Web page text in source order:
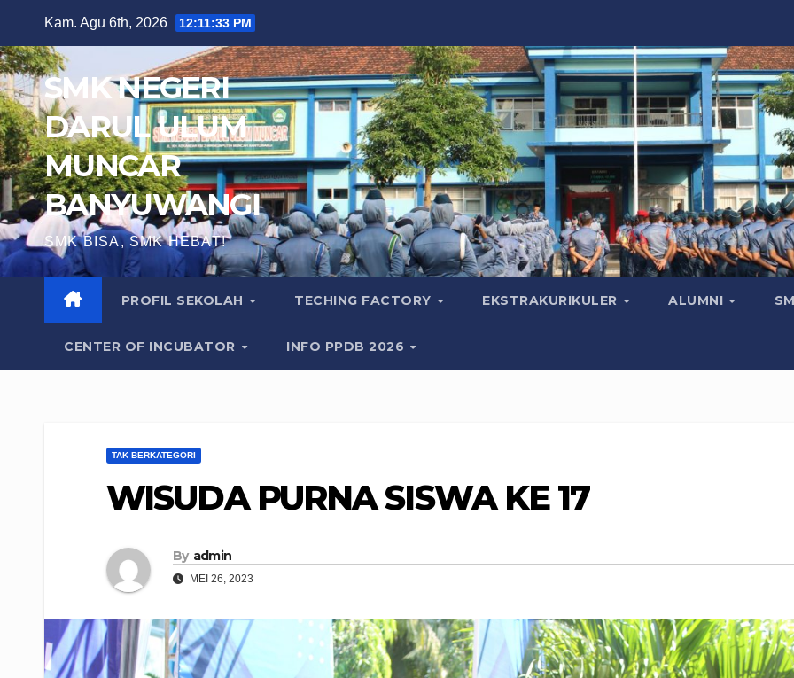
content
Kam. Agu 6th, 2026 12:11:35 PM
SMK NEGERI
DARUL ULUM
MUNCAR
BANYUWANGI
SMK BISA, SMK HEBAT!
PROFIL SEKOLAH TECHING FACTORY EKSTRAKURIKULER ALUMNI
CENTER OF INCUBATOR INFO PPDB 2026
TAK BERKATEGORI
WISUDA PURNA SISWA KE 17
By admin
MEI 26, 2023